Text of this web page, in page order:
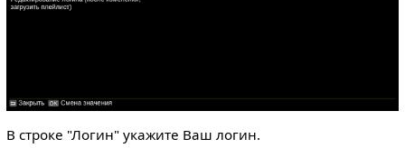
В строке "Логин" укажите Ваш логин.